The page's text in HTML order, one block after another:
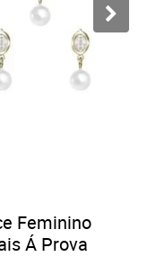
Feminino
Á Prova